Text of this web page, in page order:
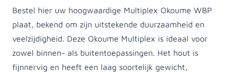
Bestel hier uw hoogwaardige Multiplex Okoume WBP
plaat, bekend om zijn uitstekende duurzaamheid en
veelzijdigheid. Deze Okoume Multiplex is ideaal voor
zowel binnen- als buitentoepassingen. Het hout is
fijnnervig en heeft een laag soortelijk gewicht,